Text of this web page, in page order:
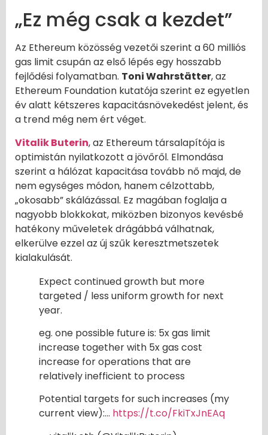
„Ez még csak a kezdet”
Az Ethereum közösség vezetői szerint a 60 milliós
gas limit csupán az első lépés egy hosszabb
fejlődési folyamatban. Toni Wahrstätter, az
Ethereum Foundation kutatója szerint ez egyetlen
év alatt kétszeres kapacitásnövekedést jelent, és
a trend még nem ért véget.
Vitalik Buterin, az Ethereum társalapítója is
optimistán nyilatkozott a jövőről. Elmondása
szerint a hálózat kapacitása tovább nő majd, de
nem egységes módon, hanem célzottabb,
„okosabb” skálázással. Ez magában foglalja a
nagyobb blokkokat, miközben bizonyos kevésbé
hatékony műveletek drágábbá válhatnak,
elkerülve ezzel az új szűk keresztmetszetek
kialakulását.
Expect continued growth but more
targeted / less uniform growth for next
year.
eg. one possible future is: 5x gas limit
increase together with 5x gas cost
increase for operations that are
relatively inefficient to process
Potential targets for such increases (my
current view):… https://t.co/FkiTxJnEAq